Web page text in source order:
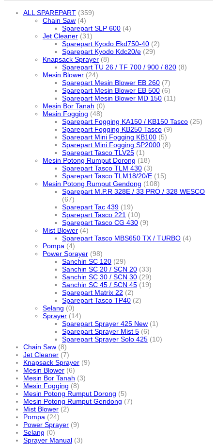
ALL SPAREPART (359)
Chain Saw (4)
Sparepart SLP 600 (4)
Jet Cleaner (31)
Sparepart Kyodo Ekd750-40 (2)
Sparepart Kyodo Kdc20/e (29)
Knapsack Sprayer (8)
Sparepart TU 26 / TF 700 / 900 / 820 (8)
Mesin Blower (24)
Sparepart Mesin Blower EB 260 (7)
Sparepart Mesin Blower EB 500 (6)
Sparepart Mesin Blower MD 150 (11)
Mesin Bor Tanah (0)
Mesin Fogging (48)
Sparepart Fogging KA150 / KB150 Tasco (25)
Sparepart Fogging KB250 Tasco (9)
Sparepart Mini Fogging KB100 (5)
Sparepart Mini Fogging SP2000 (8)
Sparepart Tasco TLV25 (1)
Mesin Potong Rumput Dorong (18)
Sparepart Tasco TLM 430 (3)
Sparepart Tasco TLM18/20/E (15)
Mesin Potong Rumput Gendong (108)
Sparepart M.P.R 328E / 33 PRO / 328 WESCO
(67)
Sparepart Tac 439 (19)
Sparepart Tasco 221 (10)
Sparepart Tasco CG 430 (9)
Mist Blower (4)
Sparepart Tasco MBS650 TX / TURBO (4)
Pompa (4)
Power Sprayer (98)
Sanchin SC 120 (29)
Sanchin SC 20 / SCN 20 (33)
Sanchin SC 30 / SCN 30 (29)
Sanchin SC 45 / SCN 45 (19)
Sparepart Matrix 22 (2)
Sparepart Tasco TP40 (2)
Selang (0)
Sprayer (14)
Sparepart Sprayer 425 New (1)
Sparepart Sprayer Mist 5 (6)
Sparepart Sprayer Solo 425 (10)
Chain Saw (8)
Jet Cleaner (7)
Knapsack Sprayer (9)
Mesin Blower (6)
Mesin Bor Tanah (3)
Mesin Fogging (8)
Mesin Potong Rumput Dorong (5)
Mesin Potong Rumput Gendong (7)
Mist Blower (2)
Pompa (24)
Power Sprayer (9)
Selang (0)
Sprayer Manual (3)